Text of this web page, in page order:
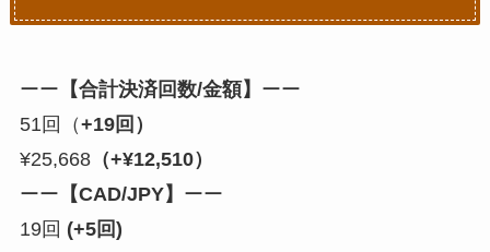
ーー 【合計決済回数/金額】 ーー
51回
（+19回）
¥25,668（+¥12,510）
ーー 【CAD/JPY】 ーー
19回 (+5回)